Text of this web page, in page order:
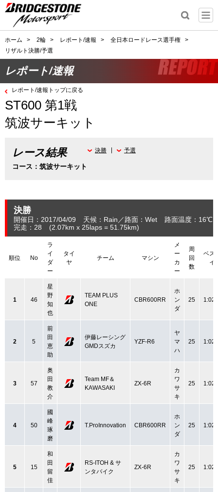
ホーム > 2輪 > レポート/速報 > 全日本ロードレース選手権
>
リザルト決勝/予選
レポート/速報
レポート/速報トップに戻る
ST600 第1戦
筑波サーキット
レース結果
コース：筑波サーキット
決勝 予選
決勝
開催日：2017/04/09 天候：Rain 路面：Wet
路面温度：16℃
完走：28
(2.07km x 25laps = 51.75km)
順位 No
ラ
イ
ダ
ー
タイ
ヤ
チーム マシン
メ
ー
カ
ー
周
回
数
ベス
イ
1 46
星
野
知
也
TEAM PLUS
ONE
CBR600RR
ホ
ン
ダ
25
2 5
前
田
恵
助
伊藤レーシング
GMDスズカ
YZF-R6
ヤ
マ
ハ
25
3 57
奥
田
教
介
Team MF＆
KAWASAKI
ZX-6R
カ
ワ
サ
キ
25
4 50
國
峰
琢
磨
T.ProInnovation CBR600RR
ホ
ン
ダ
25
5 15
和
田
留
佳
RS-ITOH & サ
ンタバイク
ZX-6R
カ
ワ
サ
キ
25